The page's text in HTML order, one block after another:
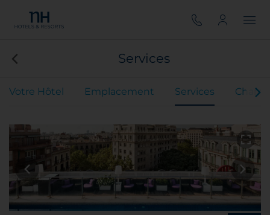
Services
Votre Hôtel Emplacement Services